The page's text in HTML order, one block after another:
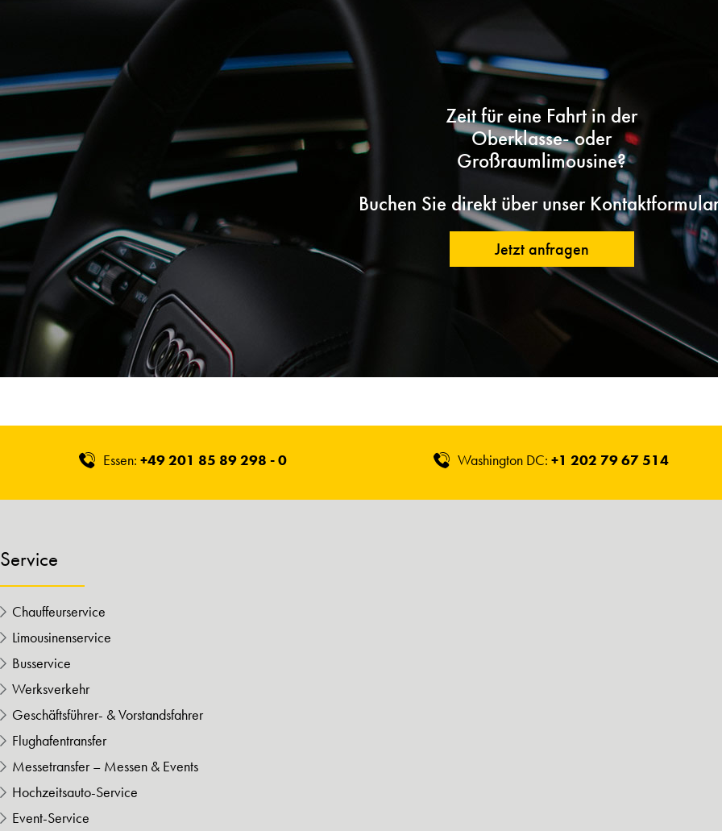
Zeit für eine Fahrt in der
Oberklasse- oder
Großraumlimousine?
Buchen Sie direkt über unser Kontaktformular:
Jetzt anfragen
Essen: +49 201 85 89 298 - 0 Washington DC: +1 202 79 67 514
Service
Chauffeurservice
Limousinenservice
Busservice
Werksverkehr
Geschäftsführer- & Vorstandsfahrer
Flughafentransfer
Messetransfer – Messen & Events
Hochzeitsauto-Service
Event-Service